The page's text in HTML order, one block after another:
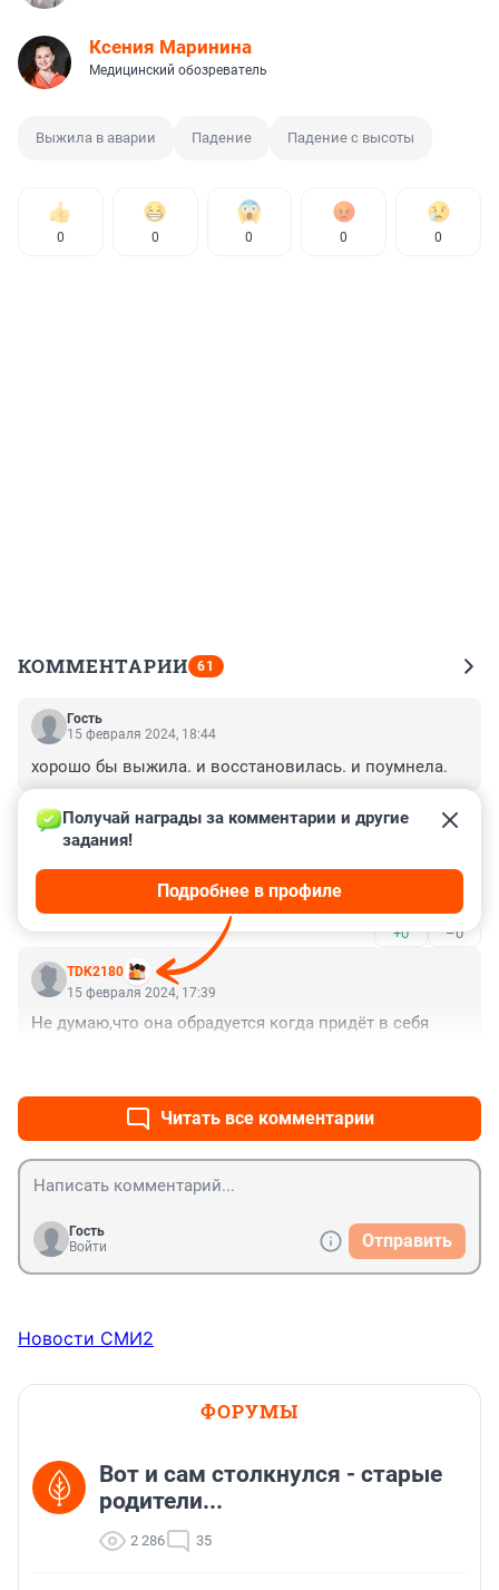
Ксения Маринина
Медицинский обозреватель
Выжила в аварии Падение Падение с высоты
0 0 0 0 0
КОММЕНТАРИИ 61
Гость
15 февраля 2024, 18:44
хорошо бы выжила. и восстановилась. и поумнела.
–0
Гость
+0 –0
TDK2180
Получай награды за комментарии и другие
задания!
Подробнее в профиле
15 февраля 2024, 17:39
Не думаю,что она обрадуется когда придёт в себя
Читать все комментарии
Гость
Войти
Отправить
Новости СМИ2
ФОРУМЫ
Вот и сам столкнулся - старые
родители...
2 286 35